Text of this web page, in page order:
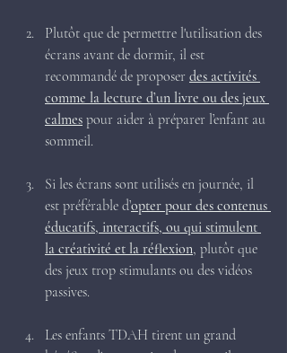
Plutôt que de permettre l'utilisation des
écrans avant de dormir, il est
recommandé de proposer des activités
comme la lecture d’un livre ou des jeux
calmes pour aider à préparer l’enfant au
sommeil.
Si les écrans sont utilisés en journée, il
est préférable d’opter pour des contenus
éducatifs, interactifs, ou qui stimulent
la créativité et la réflexion, plutôt que
des jeux trop stimulants ou des vidéos
passives.
Les enfants TDAH tirent un grand